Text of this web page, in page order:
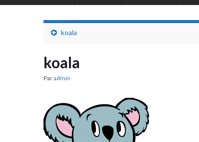
koala
koala
Paradmin